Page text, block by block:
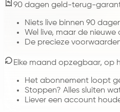
90 dagen geld-terug-
Niets live binnen 90
Wel live, maar de
De precieze
Elke maand opzegbaar, op
Het abonnement loopt
Stoppen? Alles sluiten
Liever een account